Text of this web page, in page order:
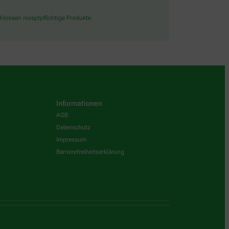
rezeptpflichtige Produkte.
Informationen
AGB
Datenschutz
Impressum
Barrierefreiheitserklärung